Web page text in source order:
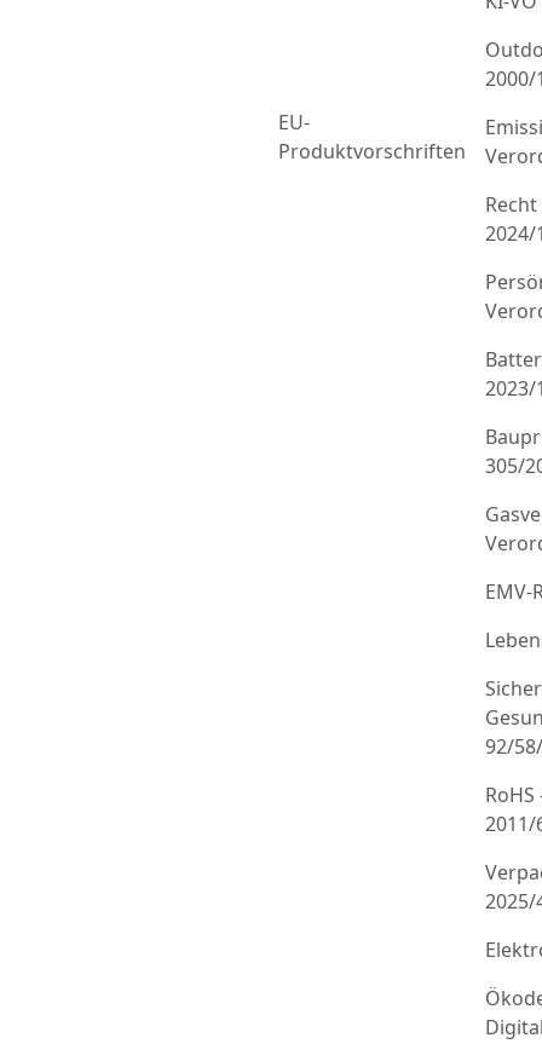
EU-
Produktvorschriften
2000/
2024/
2023/
305/
EMV-
92/
2011/
2025/